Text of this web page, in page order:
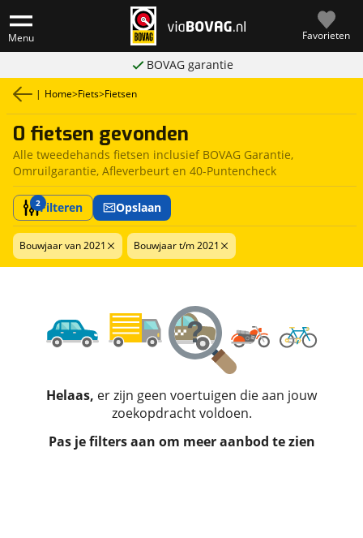
Menu Favorieten
BOVAG garantie
| Home>Fiets>Fietsen
0 fietsen gevonden
Alle tweedehands fietsen inclusief BOVAG Garantie,
Omruilgarantie, Afleverbeurt en 40-Puntencheck
2Filteren Opslaan
Bouwjaar van 2021 Bouwjaar t/m 2021
Helaas, er zijn geen voertuigen die aan jouw
zoekopdracht voldoen.
Pas je filters aan om meer aanbod te zien